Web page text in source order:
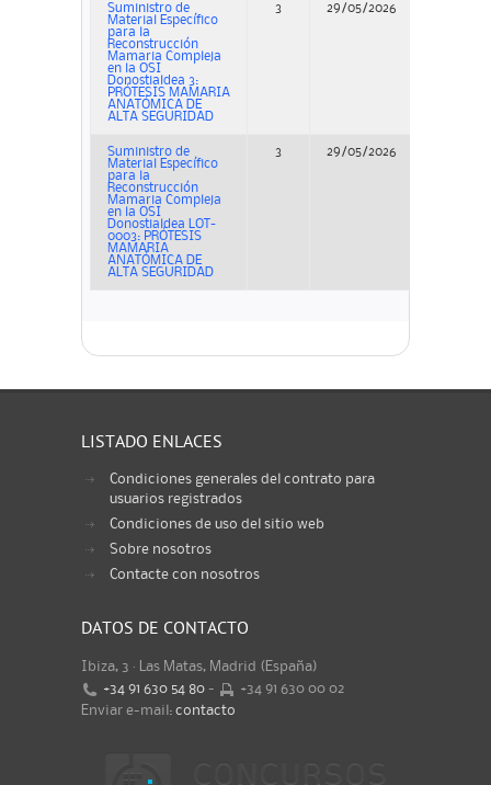
Suministro de
Material Específico
para la
Reconstrucción
Mamaria Compleja
en la OSI
Donostialdea 3:
PRÓTESIS MAMARIA
ANATÓMICA DE
ALTA SEGURIDAD
3 29/05/2026
Suministro de
Material Específico
para la
Reconstrucción
Mamaria Compleja
en la OSI
Donostialdea LOT-
0003: PRÓTESIS
MAMARIA
ANATÓMICA DE
ALTA SEGURIDAD
3 29/05/2026
LISTADO ENLACES
Condiciones generales del contrato para
usuarios registrados
Condiciones de uso del sitio web
Sobre nosotros
Contacte con nosotros
DATOS DE CONTACTO
Ibiza, 3 · Las Matas, Madrid (España)
+34 91 630 54 80 -
+34 91 630 00 02
Enviar e-mail: contacto